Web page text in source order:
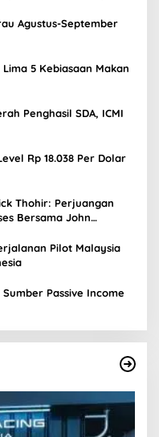
Agustus-September
5 Kebiasaan Makan
Penghasil SDA, ICMI
Rp 18.038 Per Dolar
Thohir: Perjuangan
Bersama John
Pilot Malaysia
Passive Income